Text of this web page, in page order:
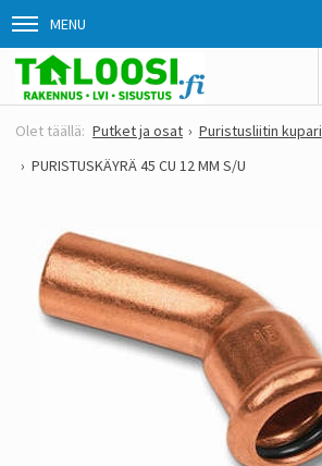
MENU
Putket ja osat Puristusliitin kupari
PURISTUSKÄYRÄ 45 CU 12 MM S/U